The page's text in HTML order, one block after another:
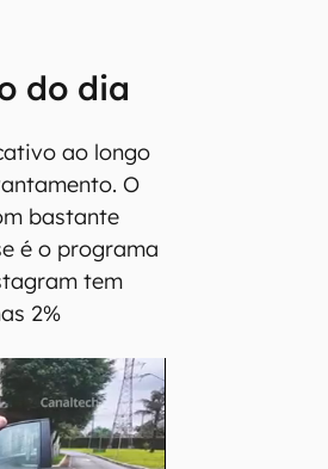
do dia
ao longo
O
bastante
é o programa
tem
2%